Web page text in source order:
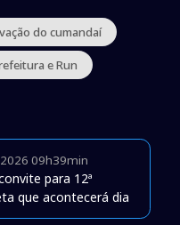
do cumandaí
e Run
09h39min
para 12ª
que acontecerá dia